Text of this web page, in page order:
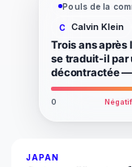
Pouls de la
C Calvin Klein
Trois ans
se traduit-il par
décontractée —
0 Négatif
JAPAN